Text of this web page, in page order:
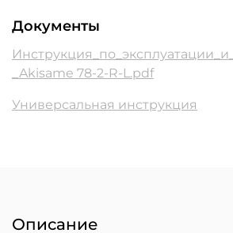
Документы
_Akisame 78-2-R-L.pdf
Универсальная инструкция
Описание